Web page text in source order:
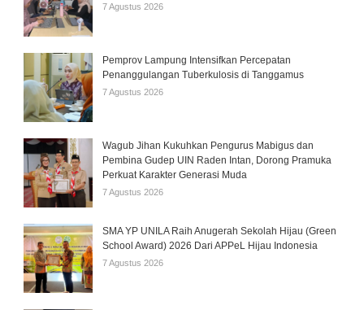
7 Agustus 2026
Pemprov Lampung Intensifkan Percepatan
Penanggulangan Tuberkulosis di Tanggamus
7 Agustus 2026
Wagub Jihan Kukuhkan Pengurus Mabigus dan
Pembina Gudep UIN Raden Intan, Dorong Pramuka
Perkuat Karakter Generasi Muda
7 Agustus 2026
SMA YP UNILA Raih Anugerah Sekolah Hijau (Green
School Award) 2026 Dari APPeL Hijau Indonesia
7 Agustus 2026